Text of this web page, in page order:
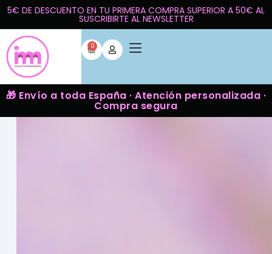
5€ DE DESCUENTO EN TU PRIMERA COMPRA SUPERIOR A 50€ AL
SUSCRIBIRTE AL NEWSLETTER
0
🎁 Envío a toda España · Atención personalizada ·
Compra segura